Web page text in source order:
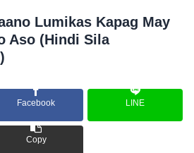
Lumikas Kapag May
Aso (Hindi Sila
Facebook LINE
Copy